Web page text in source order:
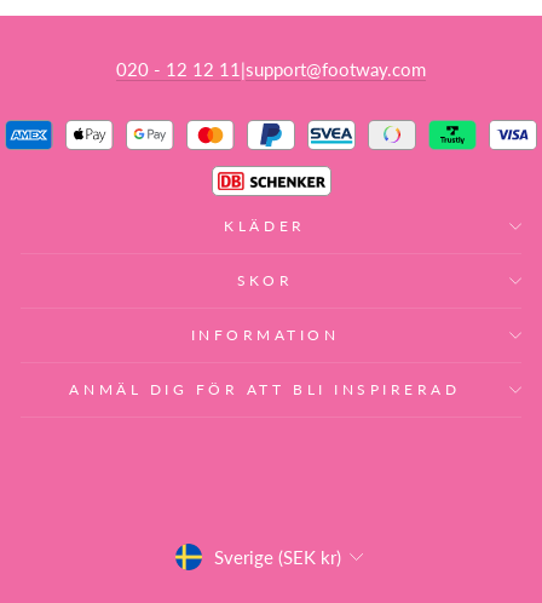
020 - 12 12 11 |support@footway.com
KLÄDER
SKOR
INFORMATION
ANMÄL DIG FÖR ATT BLI INSPIRERAD
VALUTA
Sverige (SEK kr)